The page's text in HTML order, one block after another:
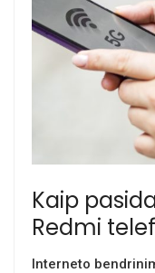
Kaip
Redmi
Interneto